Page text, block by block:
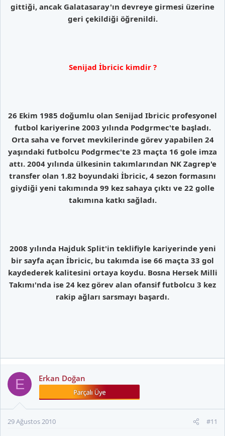
gittiği, ancak Galatasaray'ın devreye girmesi üzerine
geri çekildiği öğrenildi.
Senijad İbricic kimdir ?
26 Ekim 1985 doğumlu olan Senijad Ibricic profesyonel
futbol kariyerine 2003 yılında Podgrmec'te başladı.
Orta saha ve forvet mevkilerinde görev yapabilen 24
yaşındaki futbolcu Podgrmec'te 23 maçta 16 gole imza
attı. 2004 yılında ülkesinin takımlarından NK Zagrep'e
transfer olan 1.82 boyundaki İbricic, 4 sezon formasını
giydiği yeni takımında 99 kez sahaya çıktı ve 22 golle
takımına katkı sağladı.
2008 yılında Hajduk Split'in teklifiyle kariyerinde yeni
bir sayfa açan İbricic, bu takımda ise 66 maçta 33 gol
kaydederek kalitesini ortaya koydu. Bosna Hersek Milli
Takımı'nda ise 24 kez görev alan ofansif futbolcu 3 kez
rakip ağları sarsmayı başardı.
E Erkan Doğan
29 Ağustos 2010 #11